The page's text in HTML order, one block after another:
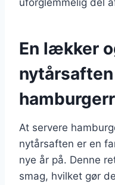
En lækker
At servere
nytårsaften er en
nye år på. Denne
smag, hvilket gør